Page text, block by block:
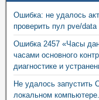
Ошибка: не удалось
проверить пул pve/data
Ошибка 2457 «Часы
часами основного
диагностике и
Не удалось запустить
локальном компьютере.